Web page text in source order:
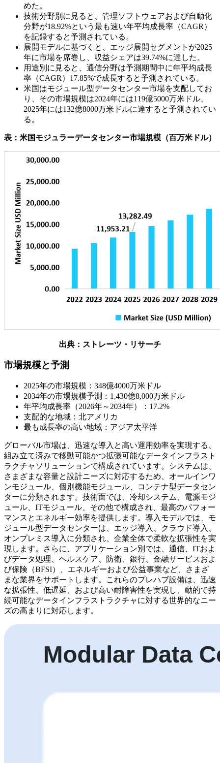
めた。
技術分野別に見ると、管理ソフトウェアおよび自動化
分野が18.92%という最も速い年平均成長率（CAGR）
を記録すると予測されている。
展開モデルに基づくと、エッジ展開セグメントが2025
年に市場を席巻し、収益シェアは39.74%に達した。
用途別に見ると、通信分野は予測期間中に年平均成長
率（CAGR）17.85%で成長すると予測されている。
米国はモジュール型データセンター市場を支配してお
り、その市場規模は2024年には119億5000万米ドル、
2025年には132億8000万米ドルに達すると予測されてい
る。
表：米国モジュラーデータセンター市場規模（百万米ドル）
出典：ストレーツ・リサーチ
市場規模と予測
2025年の市場規模：348億4000万米ドル
2034年の市場規模予測：1,430億8,000万米ドル
年平均成長率（2026年～2034年）：17.2%
支配的な地域：北アメリカ
最も成長率の高い地域：アジア太平洋
グローバル市場は、迅速な導入と高い運用効率を実現する、
組み立て済みで移動可能かつ拡張可能なデータインフラスト
ラクチャソリューションで構成されています。システムは、
さまざまな容量と設計ニーズに対応するため、オールインワ
ンモジュール、個別機能モジュール、コンテナ型データセン
ターに分類されます。技術面では、冷却システム、電源モジ
ュール、ITモジュール、その他で構成され、最高のパフォー
マンスとエネルギー効率を提供します。導入モデルでは、モ
ジュール型データセンターは、エッジ導入、クラウド導入、
オンプレミス導入に分類され、企業全体で柔軟な拡張性を実
現します。さらに、アプリケーション別では、通信、ITおよ
びデータ処理、ヘルスケア、防衛、銀行、金融サービスおよ
び保険（BFSI）、エネルギーおよび公益事業など、さまざ
まな業界をサポートします。これらのプレハブ設備は、迅速
な拡張性、低遅延、および高い耐障害性を実現し、動的で持
続可能なデータインフラストラクチャに対する世界的なニー
ズの高まりに対応します。